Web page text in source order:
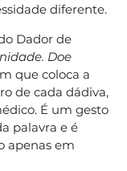
diferente.
Dador de
Doe
que coloca a
de cada dádiva,
É um gesto
palavra e é
apenas em